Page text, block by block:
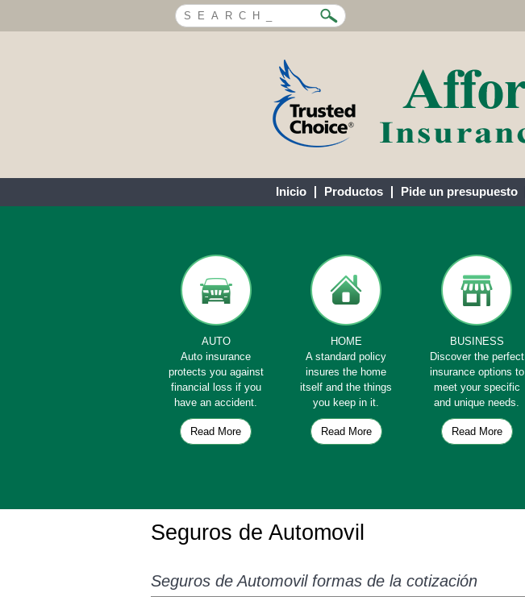
Inicio Productos Pide un presupuesto
AUTO
Auto insurance
protects you against
financial loss if you
have an accident.
Read More
HOME
A standard policy
insures the home
itself and the things
you keep in it.
Read More
BUSINESS
Discover the perfect
insurance options to
meet your specific
and unique needs.
Read More
Seguros de Automovil
Seguros de Automovil formas de la cotización